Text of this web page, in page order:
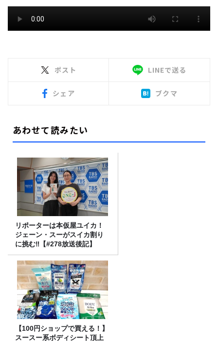
ポスト LINEで送る
シェア ブクマ
あわせて読みたい
リポーターは本仮屋ユイカ！
ジェーン・スーがスイカ割り
に挑む‼【#278放送後記】
【100円ショップで買える！】
スースー系ボディシート頂上